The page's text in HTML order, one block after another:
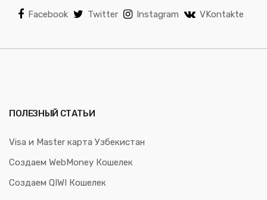
Facebook Twitter Instagram VKontakte
ПОЛЕЗНЫЙ СТАТЬИ
Visa и Master карта Узбекистан
Создаем WebMoney Кошелек
Создаем QIWI Кошелек